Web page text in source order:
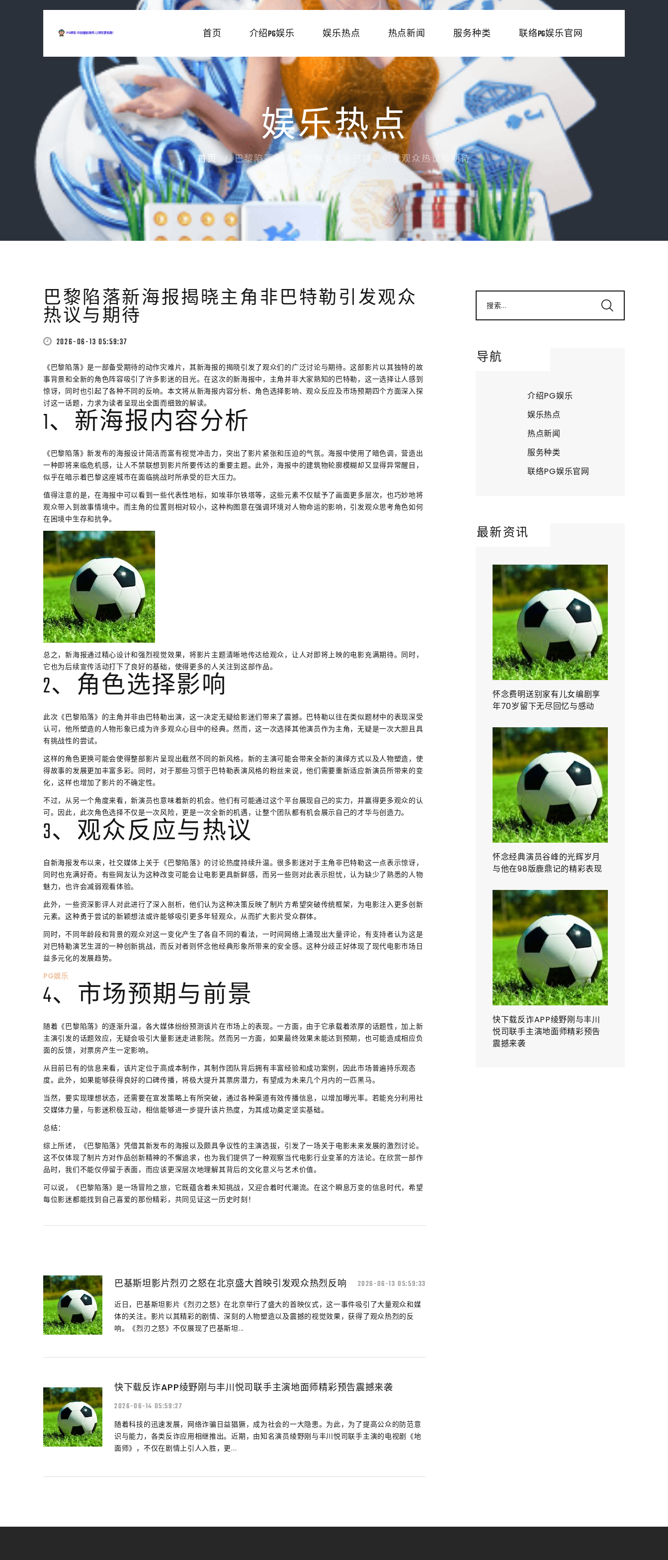
首页 介绍PG娱乐 娱乐热点 热点新闻 服务种类 联络PG娱乐官网
娱乐热点
首页 巴黎陷落新海报揭晓主角非巴特勒引发观众热议与期待
巴黎陷落新海报揭晓主角非巴特勒引发观众
热议与期待
2026-06-13 05:59:37
《巴黎陷落》是一部备受期待的动作灾难片，其新海报的揭晓引发了观众们的广泛讨论与期待。这部影片以其独特的故
事背景和全新的角色阵容吸引了许多影迷的目光。在这次的新海报中，主角并非大家熟知的巴特勒，这一选择让人感到
惊讶，同时也引起了各种不同的反响。本文将从新海报内容分析、角色选择影响、观众反应及市场预期四个方面深入探
讨这一话题，力求为读者呈现出全面而细致的解读。
1、新海报内容分析
《巴黎陷落》新发布的海报设计简洁而富有视觉冲击力，突出了影片紧张和压迫的气氛。海报中使用了暗色调，营造出
一种即将来临危机感，让人不禁联想到影片所要传达的重要主题。此外，海报中的建筑物轮廓模糊却又显得异常醒目，
似乎在暗示着巴黎这座城市在面临挑战时所承受的巨大压力。
值得注意的是，在海报中可以看到一些代表性地标，如埃菲尔铁塔等，这些元素不仅赋予了画面更多层次，也巧妙地将
观众带入到故事情境中。而主角的位置则相对较小，这种构图意在强调环境对人物命运的影响，引发观众思考角色如何
在困境中生存和抗争。
总之，新海报通过精心设计和强烈视觉效果，将影片主题清晰地传达给观众，让人对即将上映的电影充满期待。同时，
它也为后续宣传活动打下了良好的基础，使得更多的人关注到这部作品。
2、角色选择影响
此次《巴黎陷落》的主角并非由巴特勒出演，这一决定无疑给影迷们带来了震撼。巴特勒以往在类似题材中的表现深受
认可，他所塑造的人物形象已成为许多观众心目中的经典。然而，这一次选择其他演员作为主角，无疑是一次大胆且具
有挑战性的尝试。
这样的角色更换可能会使得整部影片呈现出截然不同的新风格。新的主演可能会带来全新的演绎方式以及人物塑造，使
得故事的发展更加丰富多彩。同时，对于那些习惯于巴特勒表演风格的粉丝来说，他们需要重新适应新演员所带来的变
化，这样也增加了影片的不确定性。
不过，从另一个角度来看，新演员也意味着新的机会。他们有可能通过这个平台展现自己的实力，并赢得更多观众的认
可。因此，此次角色选择不仅是一次风险，更是一次全新的机遇，让整个团队都有机会展示自己的才华与创造力。
3、观众反应与热议
自新海报发布以来，社交媒体上关于《巴黎陷落》的讨论热度持续升温。很多影迷对于主角非巴特勒这一点表示惊讶，
同时也充满好奇。有些网友认为这种改变可能会让电影更具新鲜感，而另一些则对此表示担忧，认为缺少了熟悉的人物
魅力，也许会减弱观看体验。
此外，一些资深影评人对此进行了深入剖析，他们认为这种决策反映了制片方希望突破传统框架，为电影注入更多创新
元素。这种勇于尝试的新颖想法或许能够吸引更多年轻观众，从而扩大影片受众群体。
同时，不同年龄段和背景的观众对这一变化产生了各自不同的看法，一时间网络上涌现出大量评论，有支持者认为这是
对巴特勒演艺生涯的一种创新挑战，而反对者则怀念他经典形象所带来的安全感。这种分歧正好体现了现代电影市场日
益多元化的发展趋势。
PG娱乐
4、市场预期与前景
随着《巴黎陷落》的逐渐升温，各大媒体纷纷预测该片在市场上的表现。一方面，由于它承载着浓厚的话题性，加上新
主演引发的话题效应，无疑会吸引大量影迷走进影院。然而另一方面，如果最终效果未能达到预期，也可能造成相应负
面的反馈，对票房产生一定影响。
从目前已有的信息来看，该片定位于高成本制作，其制作团队背后拥有丰富经验和成功案例，因此市场普遍持乐观态
度。此外，如果能够获得良好的口碑传播，将极大提升其票房潜力，有望成为未来几个月内的一匹黑马。
当然，要实现理想状态，还需要在宣发策略上有所突破，通过各种渠道有效传播信息，以增加曝光率。若能充分利用社
交媒体力量，与影迷积极互动，相信能够进一步提升该片热度，为其成功奠定坚实基础。
总结：
综上所述，《巴黎陷落》凭借其新发布的海报以及颇具争议性的主演选拔，引发了一场关于电影未来发展的激烈讨论。
这不仅体现了制片方对作品创新精神的不懈追求，也为我们提供了一种观察当代电影行业变革的方法论。在欣赏一部作
品时，我们不能仅停留于表面，而应该更深层次地理解其背后的文化意义与艺术价值。
可以说，《巴黎陷落》是一场冒险之旅，它既蕴含着未知挑战，又迎合着时代潮流。在这个瞬息万变的信息时代，希望
每位影迷都能找到自己喜爱的那份精彩，共同见证这一历史时刻！
巴基斯坦影片烈刃之怒在北京盛大首映引发观众热烈反响 2026-06-13 05:59:33
近日，巴基斯坦影片《烈刃之怒》在北京举行了盛大的首映仪式，这一事件吸引了大量观众和媒
体的关注。影片以其精彩的剧情、深刻的人物塑造以及震撼的视觉效果，获得了观众热烈的反
响。《烈刃之怒》不仅展现了巴基斯坦...
快下载反诈APP绫野刚与丰川悦司联手主演地面师精彩预告震撼来袭
2026-06-14 05:59:27
随着科技的迅速发展，网络诈骗日益猖獗，成为社会的一大隐患。为此，为了提高公众的防范意
识与能力，各类反诈应用相继推出。近期，由知名演员绫野刚与丰川悦司联手主演的电视剧《地
面师》，不仅在剧情上引人入胜，更...
搜索...
导航
介绍PG娱乐
娱乐热点
热点新闻
服务种类
联络PG娱乐官网
最新资讯
怀念费明送别家有儿女编剧享
年70岁留下无尽回忆与感动
怀念经典演员谷峰的光辉岁月
与他在98版鹿鼎记的精彩表现
快下载反诈APP绫野刚与丰川
悦司联手主演地面师精彩预告
震撼来袭